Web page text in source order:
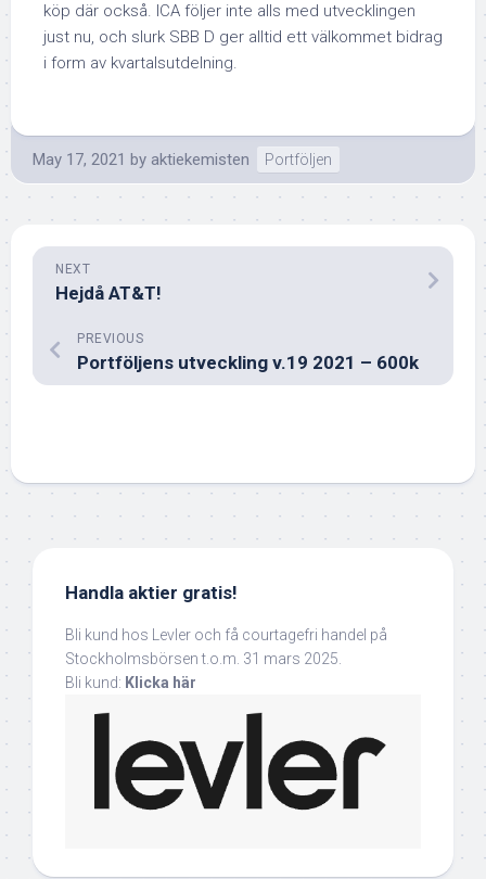
köp där också. ICA följer inte alls med utvecklingen
just nu, och slurk SBB D ger alltid ett välkommet bidrag
i form av kvartalsutdelning.
May 17, 2021 by aktiekemisten Portföljen
NEXT
Hejdå AT&T!
PREVIOUS
Portföljens utveckling v.19 2021 – 600k
Handla aktier gratis!
Bli kund hos Levler och få courtagefri handel på
Stockholmsbörsen t.o.m. 31 mars 2025.
Bli kund: Klicka här